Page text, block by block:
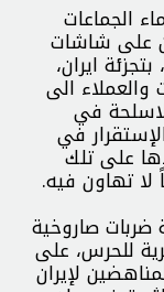
الجماعات
على شاشات
ايران،
والعملاء الى
في
في
على تلك
لا تهاون فيه.
صاروخية
للحرس، على
لإيران